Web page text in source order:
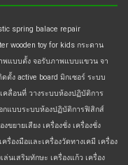
spring balace repair
wooden toy for kids กระดาน
พแบบตั้ง จอรับภาพแบบแขวน จา
ดตั้ง active board มิกเซอร์ ระบบ
คลื่อนที่ วางระบบห้องปฏิบัติการ
กแบบระบบห้องปฏิบัติการฟิสิกส์
งขยายเสียง เครื่องชั่ง เครื่องชั่ง
เครื่องมือและเครื่องวัดทางเคมี เครื่อง
เล่นเสริมทักษะ เครื่องแก้ว เครื่อง